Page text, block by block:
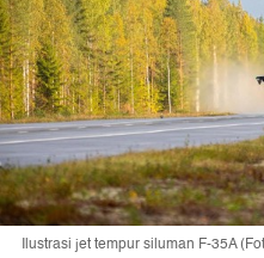
Ilustrasi jet tempur siluman F-35A